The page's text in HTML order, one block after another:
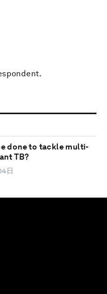
done to tackle multi-
TB?
日